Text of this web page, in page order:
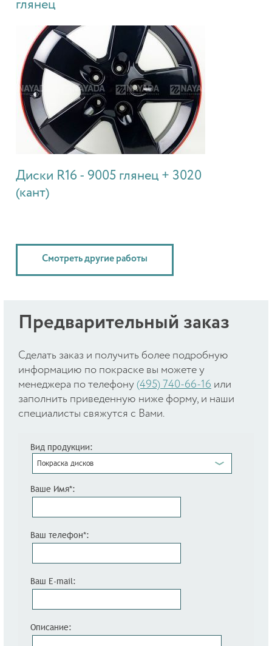
глянец
Диски R16 - 9005 глянец + 3020
(кант)
Смотреть другие работы
Предварительный заказ
Cделать заказ и получить более подробную
информацию по покраске вы можете у
менеджера по телефону (495) 740-66-16 или
заполнить приведенную ниже форму, и наши
специалисты свяжутся с Вами.
Вид продукции:
Покраска дисков
Ваше Имя*:
Ваш телефон*:
Ваш E-mail:
Описание: